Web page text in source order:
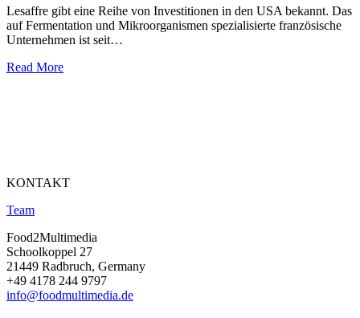
Lesaffre gibt eine Reihe von Investitionen in den USA bekannt. Das
auf Fermentation und Mikroorganismen spezialisierte französische
Unternehmen ist seit…
Read More
KONTAKT
Team
Food2Multimedia
Schoolkoppel 27
21449 Radbruch, Germany
+49 4178 244 9797
info@foodmultimedia.de